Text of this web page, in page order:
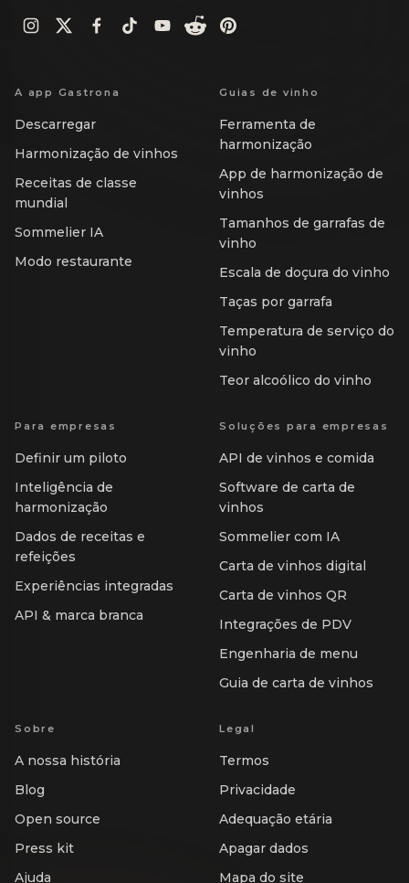
A app Gastrona
Descarregar
Harmonização de vinhos
Receitas de classe
mundial
Sommelier IA
Modo restaurante
Guias de vinho
Ferramenta de
harmonização
App de harmonização de
vinhos
Tamanhos de garrafas de
vinho
Escala de doçura do vinho
Taças por garrafa
Temperatura de serviço do
vinho
Teor alcoólico do vinho
Para empresas
Definir um piloto
Inteligência de
harmonização
Dados de receitas e
refeições
Experiências integradas
API & marca branca
Soluções para empresas
API de vinhos e comida
Software de carta de
vinhos
Sommelier com IA
Carta de vinhos digital
Carta de vinhos QR
Integrações de PDV
Engenharia de menu
Guia de carta de vinhos
Sobre
A nossa história
Blog
Open source
Press kit
Ajuda
Legal
Termos
Privacidade
Adequação etária
Apagar dados
Mapa do site